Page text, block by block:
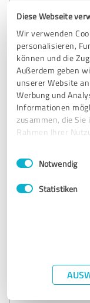
Diese Webseite
Wir verwenden
personalisieren,
können und die
Außerdem geben
unserer Website
Werbung und
Informationen
zusammen, die
Rahmen Ihrer
Impressum
Einwilligungsauswahl
Notwendig
Statistiken
5,00 von 5
SEHR
Marina ist eine
Webdesignerin.
Ich habe wirklich
versteht was mir
erstellen kann
wichtig, dass der
bekomme soviel
Es klappt so gut,
Also ich
Marina Springer